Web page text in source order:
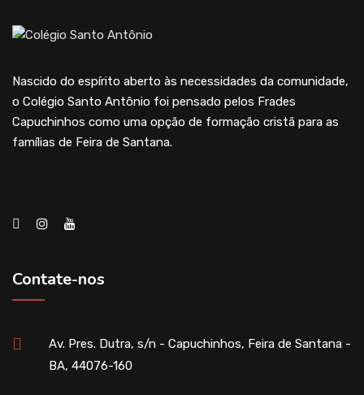
Nascido do espírito aberto às necessidades da comunidade,
o Colégio Santo Antônio foi pensado pelos Frades
Capuchinhos como uma opção de formação cristã para as
famílias de Feira de Santana.
Contate-nos
Av. Pres. Dutra, s/n - Capuchinhos, Feira de Santana -
BA, 44076-160